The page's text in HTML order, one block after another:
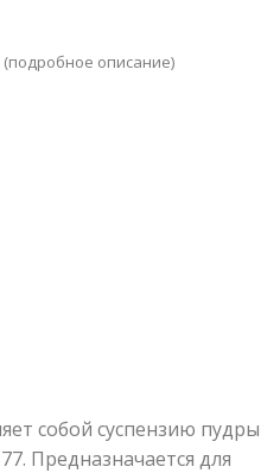
(подробное описание)
собой суспензию пудры
Предназначается для